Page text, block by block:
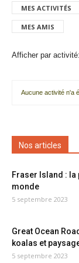
MES ACTIVITÉS
MES AMIS
Afficher par activité:
Aucune activité n'a
Nos articles
Fraser Island :
monde
5 septembre 2023
Great Ocean
koalas et
5 septembre 2023